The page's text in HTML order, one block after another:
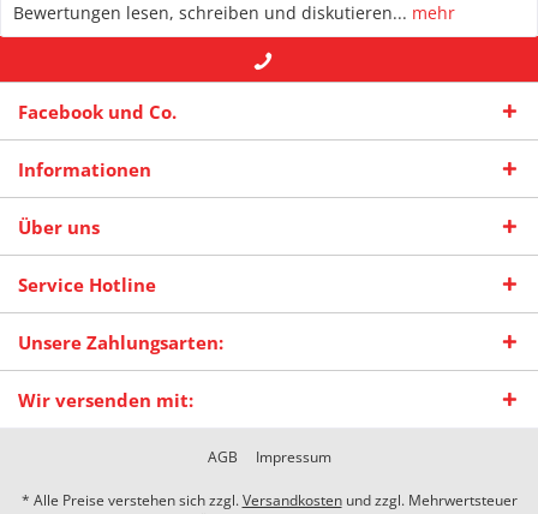
Bewertungen lesen, schreiben und diskutieren... mehr
Facebook und Co.
Informationen
Über uns
Service Hotline
Unsere Zahlungsarten:
Wir versenden mit:
AGB Impressum
* Alle Preise verstehen sich zzgl.Versandkostenund zzgl. Mehrwertsteuer